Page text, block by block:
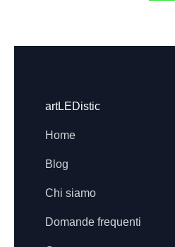
Footer
artLEDistic
Home
Blog
Chi siamo
Domande frequenti